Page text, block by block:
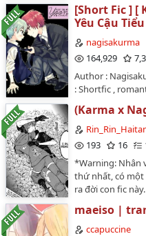
phương, tôi cũng
tham khảo nhiều
Lưu ý đây chỉ là
truyện chính của
[Short Fic ] [
Yêu Cậu
nagisakurma
164,929
Author :
: Shortfic ,
đồng ý của au
(Karma x
193
16
*Warning: Nhân
thứ nhất, có một
ra đời con fic
maeiso |
ccapuccine